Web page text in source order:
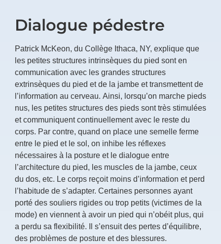
Dialogue pédestre
Patrick McKeon, du Collège Ithaca, NY, explique que
les petites structures intrinsèques du pied sont en
communication avec les grandes structures
extrinsèques du pied et de la jambe et transmettent de
l’information au cerveau. Ainsi, lorsqu’on marche pieds
nus, les petites structures des pieds sont très stimulées
et communiquent continuellement avec le reste du
corps. Par contre, quand on place une semelle ferme
entre le pied et le sol, on inhibe les réflexes
nécessaires à la posture et le dialogue entre
l’architecture du pied, les muscles de la jambe, ceux
du dos, etc. Le corps reçoit moins d’information et perd
l’habitude de s’adapter. Certaines personnes ayant
porté des souliers rigides ou trop petits (victimes de la
mode) en viennent à avoir un pied qui n’obéit plus, qui
a perdu sa flexibilité. Il s’ensuit des pertes d’équilibre,
des problèmes de posture et des blessures.